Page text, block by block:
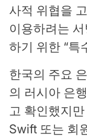
사적 위협을
이용하려는
하기 위한 “특
한국의 주요
의 러시아 은
고 확인했지
Swift 또는 회